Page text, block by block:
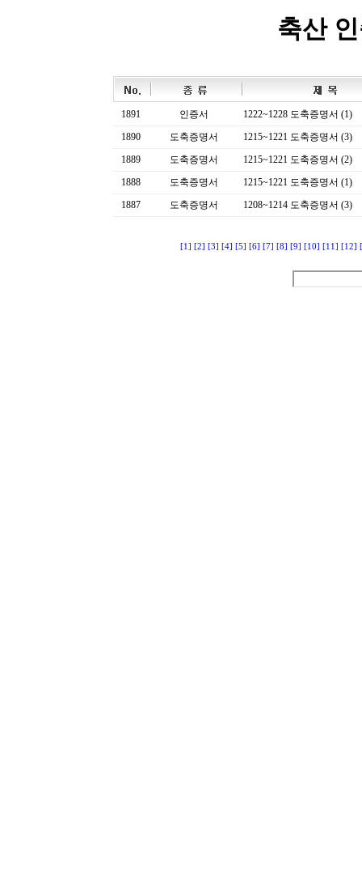
축산
1891 인증서
1222~1228 도축증명서 (1)
1890
도축증명서
1215~1221 도축증명서 (3)
1889
도축증명서
1215~1221 도축증명서 (2)
1888
도축증명서
1215~1221 도축증명서 (1)
1887
도축증명서 1208~1214 도축증명서 (3)
[1] [2] [3] [4] [5] [6] [7] [8] [9] [10] [11] [12]